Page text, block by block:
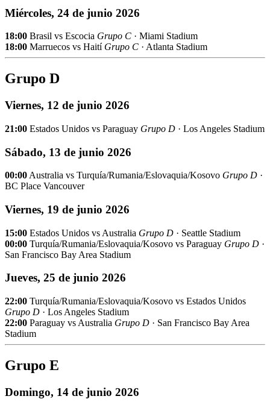
Miércoles, 24 de junio 2026
18:00 Brasil vs Escocia Grupo C · Miami Stadium
18:00 Marruecos vs Haití Grupo C · Atlanta Stadium
Grupo D
Viernes, 12 de junio 2026
21:00 Estados Unidos vs Paraguay Grupo D · Los Angeles Stadium
Sábado, 13 de junio 2026
00:00 Australia vs Turquía/Rumania/Eslovaquia/Kosovo Grupo D ·
BC Place Vancouver
Viernes, 19 de junio 2026
15:00 Estados Unidos vs Australia Grupo D · Seattle Stadium
00:00 Turquía/Rumania/Eslovaquia/Kosovo vs Paraguay Grupo D ·
San Francisco Bay Area Stadium
Jueves, 25 de junio 2026
22:00 Turquía/Rumania/Eslovaquia/Kosovo vs Estados Unidos
Grupo D · Los Angeles Stadium
22:00 Paraguay vs Australia Grupo D · San Francisco Bay Area
Stadium
Grupo E
Domingo, 14 de junio 2026